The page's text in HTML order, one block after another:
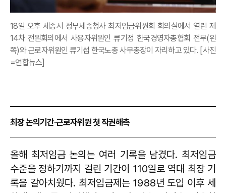
18일 오후 세종시 정부세종청사 최저임금위원회 회의실에서 열린 제
14차 전원회의에서 사용자위원인 류기정 한국경영자총협회 전무(왼
쪽)와 근로자위원인 류기섭 한국노총 사무총장이 자리하고 있다. [사진
=연합뉴스]
최장 논의기간·근로자위원 첫 직권해촉
올해 최저임금 논의는 여러 기록을 남겼다. 최저임금
수준을 정하기까지 걸린 기간이 110일로 역대 최장 기
록을 갈아치웠다. 최저임금제는 1988년 도입 이후 세